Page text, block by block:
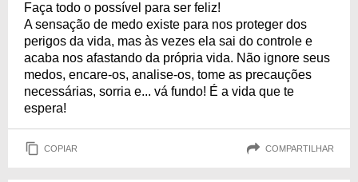
Faça todo o possível para ser feliz!
A sensação de medo existe para nos proteger dos
perigos da vida, mas às vezes ela sai do controle e
acaba nos afastando da própria vida. Não ignore seus
medos, encare-os, analise-os, tome as precauções
necessárias, sorria e... vá fundo! É a vida que te
espera!
COPIAR COMPARTILHAR